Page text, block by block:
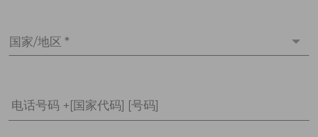
国家/地区 *
电话号码 +[国家代码] [号码]